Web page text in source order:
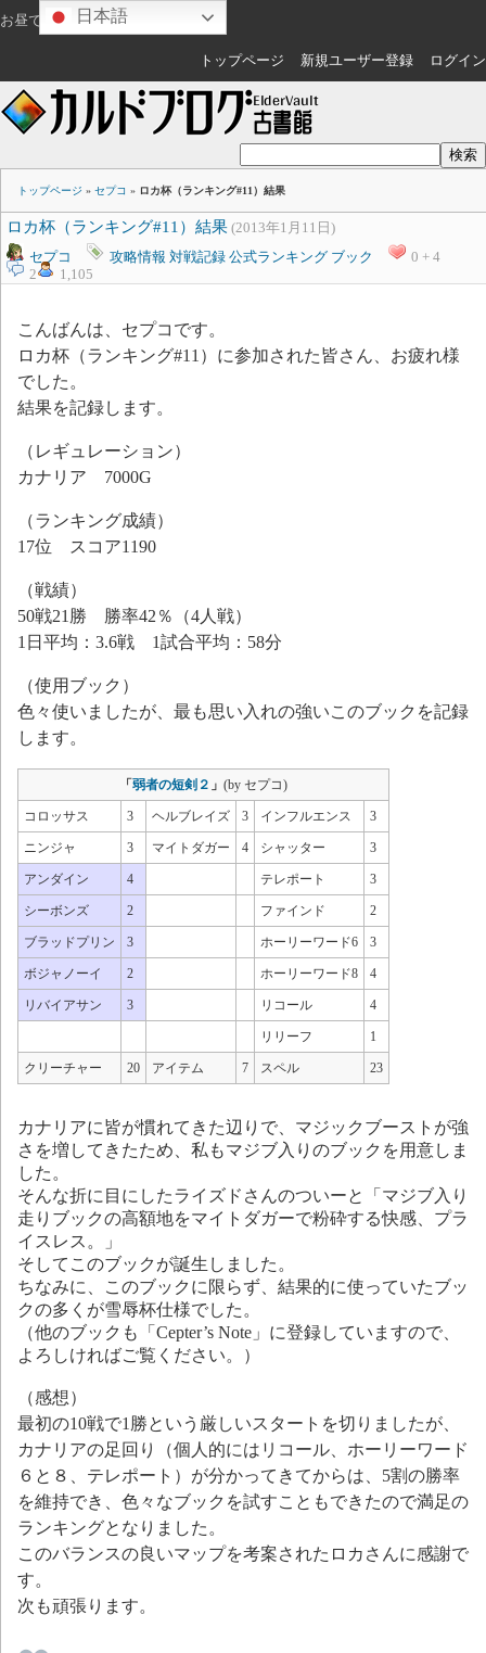
お昼ですね ゲスト さん
トップページ 新規ユーザー登録 ログイン
トップページ » セプコ » ロカ杯（ランキング#11）結果
ロカ杯（ランキング#11）結果 (2013年1月11日)
セプコ
攻略情報 対戦記録 公式ランキング ブック
0 + 4
2
1,105
こんばんは、セプコです。
ロカ杯（ランキング#11）に参加された皆さん、お疲れ様
でした。
結果を記録します。
（レギュレーション）
カナリア 7000G
（ランキング成績）
17位 スコア1190
（戦績）
50戦21勝 勝率42％（4人戦）
1日平均：3.6戦 1試合平均：58分
（使用ブック）
色々使いましたが、最も思い入れの強いこのブックを記録
します。
「 弱者の短剣２ 」 (by セプコ)
コロッサス 3 ヘルブレイズ 3 インフルエンス 3
ニンジャ 3 マイトダガー 4 シャッター 3
アンダイン 4 テレポート 3
シーボンズ 2 ファインド 2
ブラッドプリン 3 ホーリーワード6 3
ボジャノーイ 2 ホーリーワード8 4
リバイアサン 3 リコール 4
リリーフ 1
クリーチャー 20 アイテム 7 スペル 23
カナリアに皆が慣れてきた辺りで、マジックブーストが強
さを増してきたため、私もマジブ入りのブックを用意しま
した。
そんな折に目にしたライズドさんのついーと「マジブ入り
走りブックの高額地をマイトダガーで粉砕する快感、プラ
イスレス。」
そしてこのブックが誕生しました。
ちなみに、このブックに限らず、結果的に使っていたブッ
クの多くが雪辱杯仕様でした。
（他のブックも「Cepter’s Note」に登録していますので、
よろしければご覧ください。）
（感想）
最初の10戦で1勝という厳しいスタートを切りましたが、
カナリアの足回り（個人的にはリコール、ホーリーワード
６と８、テレポート）が分かってきてからは、5割の勝率
を維持でき、色々なブックを試すこともできたので満足の
ランキングとなりました。
このバランスの良いマップを考案されたロカさんに感謝で
す。
次も頑張ります。
日本語